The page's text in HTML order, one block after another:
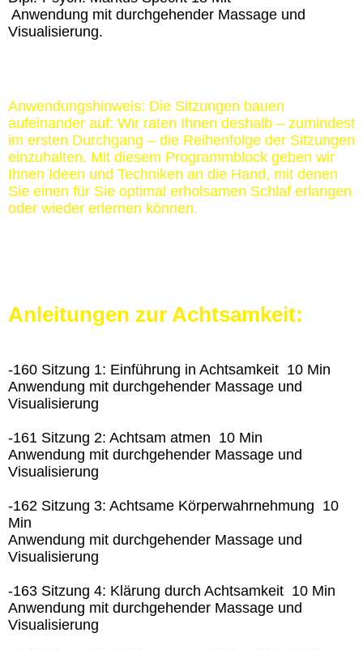
Anwendung mit durchgehender Massage und
Visualisierung.
Anwendungshinweis: Die Sitzungen bauen
aufeinander auf: Wir raten Ihnen deshalb – zumindest
im ersten Durchgang – die Reihenfolge der Sitzungen
einzuhalten. Mit diesem Programmblock geben wir
Ihnen Ideen und Techniken an die Hand, mit denen
Sie einen für Sie optimal erholsamen Schlaf erlangen
oder wieder erlernen können.
Anleitungen zur Achtsamkeit:
-160 Sitzung 1: Einführung in Achtsamkeit 10 Min
Anwendung mit durchgehender Massage und
Visualisierung
-161 Sitzung 2: Achtsam atmen 10 Min
Anwendung mit durchgehender Massage und
Visualisierung
-162 Sitzung 3: Achtsame Körperwahrnehmung 10
Min
Anwendung mit durchgehender Massage und
Visualisierung
-163 Sitzung 4: Klärung durch Achtsamkeit 10 Min
Anwendung mit durchgehender Massage und
Visualisierung